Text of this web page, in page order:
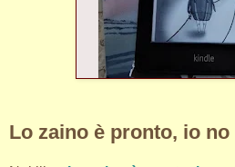
Lo zaino è pronto, io no